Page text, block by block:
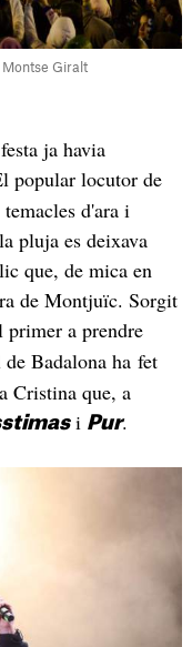
Montse Giralt
ja havia
popular locutor de
d'ara i
pluja es deixava
que, de mica en
de Montjuïc. Sorgit
primer a prendre
Badalona ha fet
Cristina que, a
i Pur.